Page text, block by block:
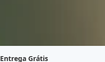
Entrega Grátis